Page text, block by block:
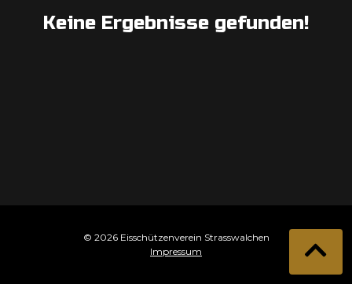
Keine Ergebnisse gefunden!
© 2026 Eisschützenverein Strasswalchen
Impressum